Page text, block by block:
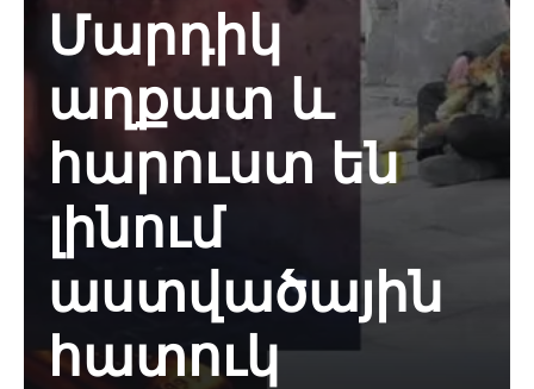
Մարդիկ
աղքատ և
հարուստ են
լինում
աստվածային
հատուկ